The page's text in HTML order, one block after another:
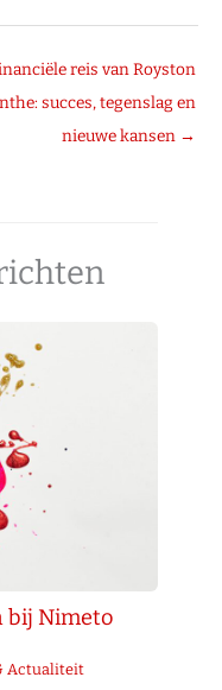
reis van Royston
succes, tegenslag en
nieuwe kansen →
bij Nimeto
Actualiteit